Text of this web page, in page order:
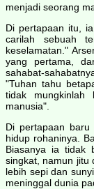
menjadi seorang
Di pertapaan itu,
carilah sebuah
keselamatan."
yang pertama,
sahabat-
"Tuhan tahu
tidak
manusia".
Di pertapaan
hidup rohaninya.
Biasanya ia tidak
singkat, namun jitu
lebih sepi dan
meninggal dunia